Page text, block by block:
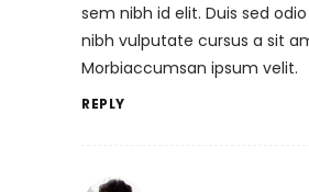
sem nibh id elit. Duis sed
nibh vulputate cursus a sit
Morbiaccumsan ipsum velit.
REPLY